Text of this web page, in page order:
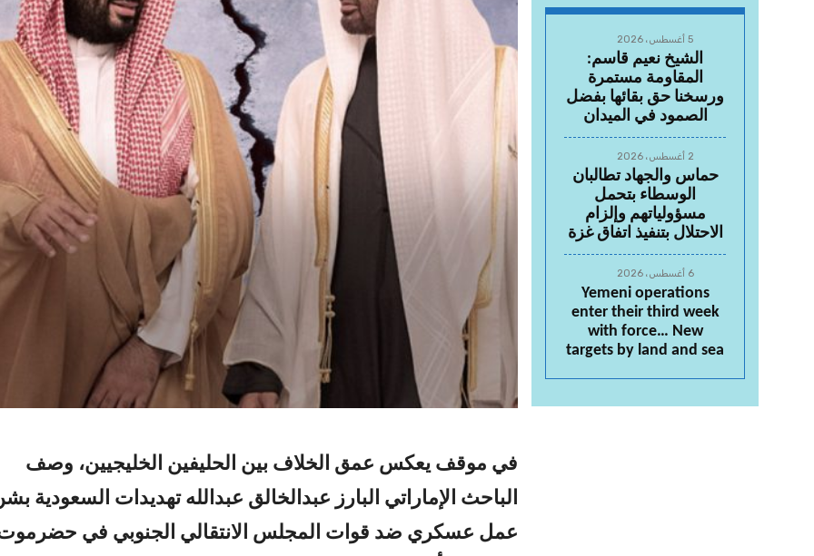
5 أغسطس، 2026
الشيخ نعيم قاسم:
المقاومة مستمرة
ورسخنا حق بقائها بفضل
الصمود في الميدان
2 أغسطس، 2026
حماس والجهاد تطالبان
الوسطاء بتحمل
مسؤولياتهم وإلزام
الاحتلال بتنفيذ اتفاق غزة
6 أغسطس، 2026
Yemeni operations
enter their third week
with force… New
targets by land and sea
في موقف يعكس عمق الخلاف بين الحليفين الخليجيين، وصف
الباحث الإماراتي البارز عبدالخالق عبدالله تهديدات السعودية
عمل عسكري ضد قوات المجلس الانتقالي الجنوبي في